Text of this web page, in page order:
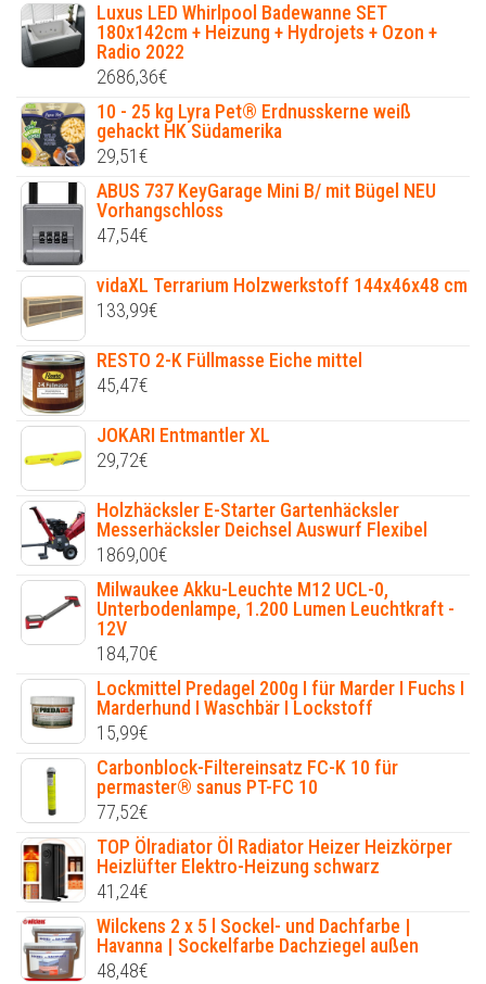
Luxus LED Whirlpool Badewanne SET
180x142cm + Heizung + Hydrojets + Ozon +
Radio 2022
2686,36€
10 - 25 kg Lyra Pet® Erdnusskerne weiß
gehackt HK Südamerika
29,51€
ABUS 737 KeyGarage Mini B/ mit Bügel NEU
Vorhangschloss
47,54€
vidaXL Terrarium Holzwerkstoff 144x46x48 cm
133,99€
RESTO 2-K Füllmasse Eiche mittel
45,47€
JOKARI Entmantler XL
29,72€
Holzhäcksler E-Starter Gartenhäcksler
Messerhäcksler Deichsel Auswurf Flexibel
1869,00€
Milwaukee Akku-Leuchte M12 UCL-0,
Unterbodenlampe, 1.200 Lumen Leuchtkraft -
12V
184,70€
Lockmittel Predagel 200g I für Marder I Fuchs I
Marderhund I Waschbär I Lockstoff
15,99€
Carbonblock-Filtereinsatz FC-K 10 für
permaster® sanus PT-FC 10
77,52€
TOP Ölradiator Öl Radiator Heizer Heizkörper
Heizlüfter Elektro-Heizung schwarz
41,24€
Wilckens 2 x 5 l Sockel- und Dachfarbe |
Havanna | Sockelfarbe Dachziegel außen
48,48€